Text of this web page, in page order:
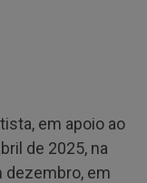
em apoio ao
de 2025, na
dezembro, em